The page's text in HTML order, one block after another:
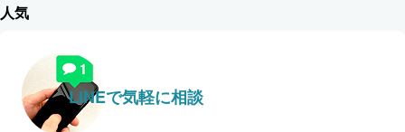
人気
LINEで気軽に相談